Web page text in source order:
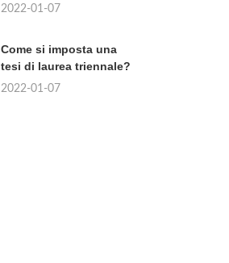
2022-01-07
Come si imposta una
tesi di laurea triennale?
2022-01-07